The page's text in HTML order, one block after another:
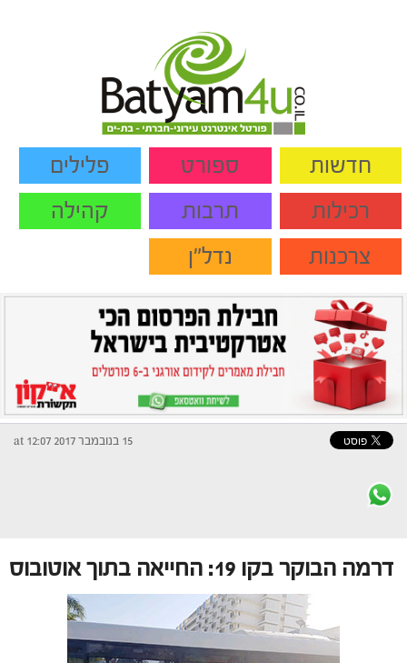
חדשות ספורט
פלילים
רכילות
תרבות
קהילה
צרכנות
נדל"ן
15 בנובמבר 2017 at 12:07
דרמה הבוקר בקו 19: החייאה בתוך אוטובוס